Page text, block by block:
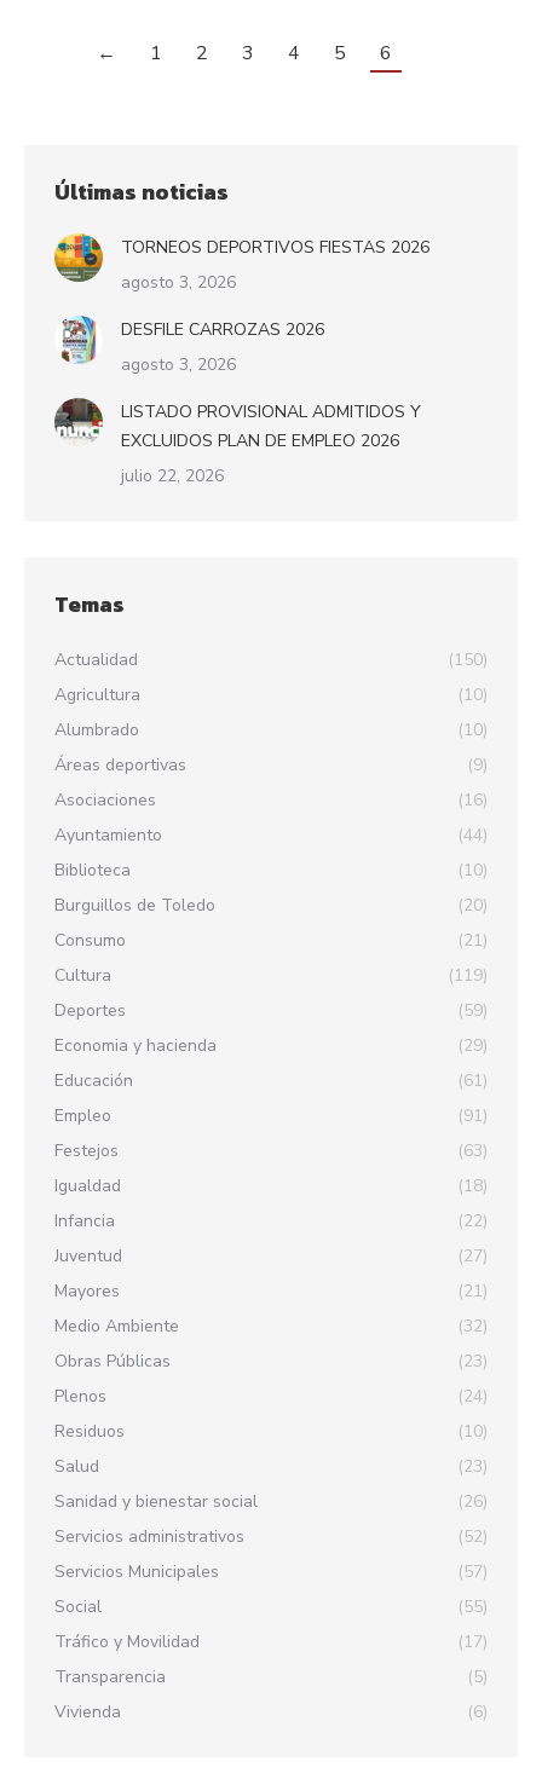
← 1 2 3 4 5 6
Últimas noticias
TORNEOS DEPORTIVOS FIESTAS 2026
agosto 3, 2026
DESFILE CARROZAS 2026
agosto 3, 2026
LISTADO PROVISIONAL ADMITIDOS Y
EXCLUIDOS PLAN DE EMPLEO 2026
julio 22, 2026
Temas
Actualidad
(150)
Agricultura
(10)
Alumbrado
(10)
Áreas deportivas
(9)
Asociaciones
(16)
Ayuntamiento
(44)
Biblioteca
(10)
Burguillos de Toledo
(20)
Consumo
(21)
Cultura
(119)
Deportes
(59)
Economia y hacienda
(29)
Educación
(61)
Empleo
(91)
Festejos
(63)
Igualdad
(18)
Infancia
(22)
Juventud
(27)
Mayores
(21)
Medio Ambiente
(32)
Obras Públicas
(23)
Plenos
(24)
Residuos
(10)
Salud
(23)
Sanidad y bienestar social
(26)
Servicios administrativos
(52)
Servicios Municipales
(57)
Social
(55)
Tráfico y Movilidad
(17)
Transparencia
(5)
Vivienda
(6)